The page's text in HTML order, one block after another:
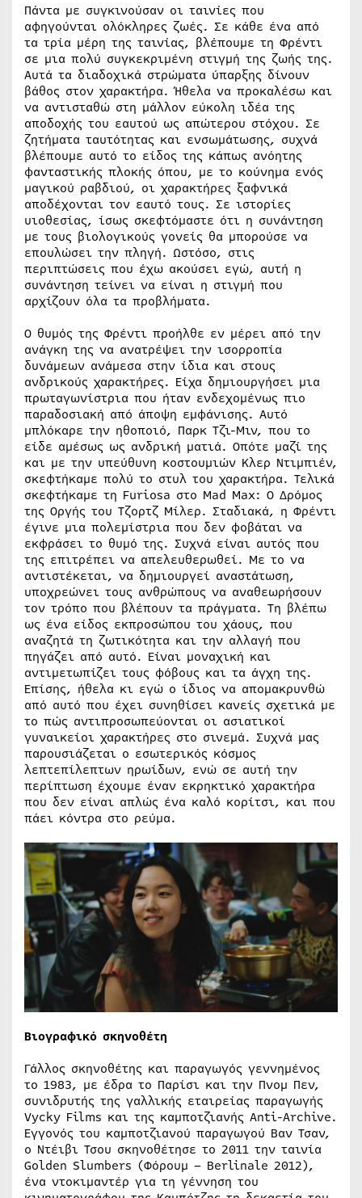
Πάντα με συγκινούσαν οι ταινίες που
αφηγούνται ολόκληρες ζωές. Σε κάθε ένα από
τα τρία μέρη της ταινίας, βλέπουμε τη Φρέντι
σε μια πολύ συγκεκριμένη στιγμή της ζωής της.
Αυτά τα διαδοχικά στρώματα ύπαρξης δίνουν
βάθος στον χαρακτήρα. Ήθελα να προκαλέσω και
να αντισταθώ στη μάλλον εύκολη ιδέα της
αποδοχής του εαυτού ως απώτερου στόχου. Σε
ζητήματα ταυτότητας και ενσωμάτωσης, συχνά
βλέπουμε αυτό το είδος της κάπως ανόητης
φανταστικής πλοκής όπου, με το κούνημα ενός
μαγικού ραβδιού, οι χαρακτήρες ξαφνικά
αποδέχονται τον εαυτό τους. Σε ιστορίες
υιοθεσίας, ίσως σκεφτόμαστε ότι η συνάντηση
με τους βιολογικούς γονείς θα μπορούσε να
επουλώσει την πληγή. Ωστόσο, στις
περιπτώσεις που έχω ακούσει εγώ, αυτή η
συνάντηση τείνει να είναι η στιγμή που
αρχίζουν όλα τα προβλήματα.
Ο θυμός της Φρέντι προήλθε εν μέρει από την
ανάγκη της να ανατρέψει την ισορροπία
δυνάμεων ανάμεσα στην ίδια και στους
ανδρικούς χαρακτήρες. Είχα δημιουργήσει μια
πρωταγωνίστρια που ήταν ενδεχομένως πιο
παραδοσιακή από άποψη εμφάνισης. Αυτό
μπλόκαρε την ηθοποιό, Παρκ Τζι-Μιν, που το
είδε αμέσως ως ανδρική ματιά. Οπότε μαζί της
και με την υπεύθυνη κοστουμιών Κλερ Ντιμπιέν,
σκεφτήκαμε πολύ το στυλ του χαρακτήρα. Τελικά
σκεφτήκαμε τη Furiosa στο Mad Max: Ο Δρόμος
της Οργής του Τζορτζ Μίλερ. Σταδιακά, η Φρέντι
έγινε μια πολεμίστρια που δεν φοβάται να
εκφράσει το θυμό της. Συχνά είναι αυτός που
της επιτρέπει να απελευθερωθεί. Με το να
αντιστέκεται, να δημιουργεί αναστάτωση,
υποχρεώνει τους ανθρώπους να αναθεωρήσουν
τον τρόπο που βλέπουν τα πράγματα. Τη βλέπω
ως ένα είδος εκπροσώπου του χάους, που
αναζητά τη ζωτικότητα και την αλλαγή που
πηγάζει από αυτό. Είναι μοναχική και
αντιμετωπίζει τους φόβους και τα άγχη της.
Επίσης, ήθελα κι εγώ ο ίδιος να απομακρυνθώ
από αυτό που έχει συνηθίσει κανείς σχετικά με
το πώς αντιπροσωπεύονται οι ασιατικοί
γυναικείοι χαρακτήρες στο σινεμά. Συχνά μας
παρουσιάζεται ο εσωτερικός κόσμος
λεπτεπίλεπτων ηρωίδων, ενώ σε αυτή την
περίπτωση έχουμε έναν εκρηκτικό χαρακτήρα
που δεν είναι απλώς ένα καλό κορίτσι, και που
πάει κόντρα στο ρεύμα.
Βιογραφικό σκηνοθέτη
Γάλλος σκηνοθέτης και παραγωγός γεννημένος
το 1983, με έδρα το Παρίσι και την Πνομ Πεν,
συνιδρυτής της γαλλικής εταιρείας παραγωγής
Vycky Films και της καμποτζιανής Anti-Archive.
Εγγονός του καμποτζιανού παραγωγού Βαν Τσαν,
ο Ντέιβι Τσου σκηνοθέτησε το 2011 την ταινία
Golden Slumbers (Φόρουμ – Berlinale 2012),
ένα ντοκιμαντέρ για τη γέννηση του